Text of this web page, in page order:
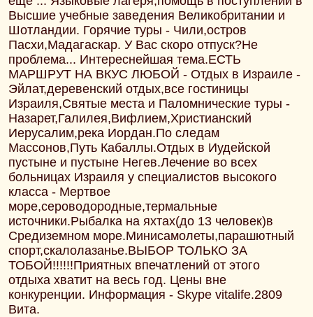
Высшие учебные заведения Великобритании и
Шотландии. Горячие туры - Чили,остров
Пасхи,Мадагаскар. У Вас скоро отпуск?Не
проблема... Интереснейшая тема.ЕСТЬ
МАРШРУТ НА ВКУС ЛЮБОЙ - Отдых в Израиле -
Эйлат,деревенский отдых,все гостиницы
Израиля,Святые места и Паломнические туры -
Назарет,Галилея,Вифлием,Христианский
Иерусалим,река Иордан.По следам
Массонов,Путь Кабаллы.Отдых в Иудейской
пустыне и пустыне Негев.Лечение во всех
больницах Израиля у специалистов высокого
класса - Мертвое
море,сероводородные,термальные
источники.Рыбалка на яхтах(до 13 человек)в
Средиземном море.Минисамолеты,парашютный
спорт,скалолазанье.ВЫБОР ТОЛЬКО ЗА
ТОБОЙ!!!!!!Приятных впечатлений от этого
отдыха хватит на весь год. Цены вне
конкуренции. Информация - Skype vitalife.2809
Вита.